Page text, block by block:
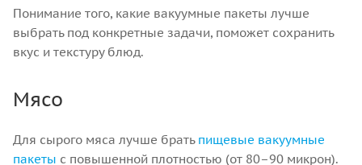
Понимание того, какие вакуумные пакеты лучше
выбрать под конкретные задачи, поможет сохранить
вкус и текстуру блюд.
Мясо
Для сырого мяса лучше брать пищевые вакуумные
пакеты с повышенной плотностью (от 80–90 микрон).